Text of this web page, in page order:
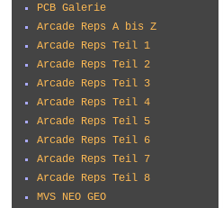
PCB Galerie
Arcade Reps A bis Z
Arcade Reps Teil 1
Arcade Reps Teil 2
Arcade Reps Teil 3
Arcade Reps Teil 4
Arcade Reps Teil 5
Arcade Reps Teil 6
Arcade Reps Teil 7
Arcade Reps Teil 8
MVS NEO GEO